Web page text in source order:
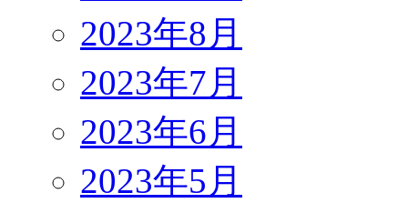
2023年8月
2023年7月
2023年6月
2023年5月